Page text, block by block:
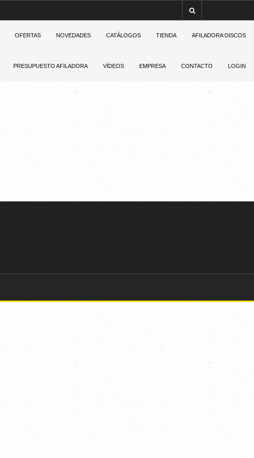
OFERTAS NOVEDADES CATÁLOGOS TIENDA AFILADORA DISCOS
PRESUPUESTO AFILADORA VÍDEOS EMPRESA CONTACTO LOGIN